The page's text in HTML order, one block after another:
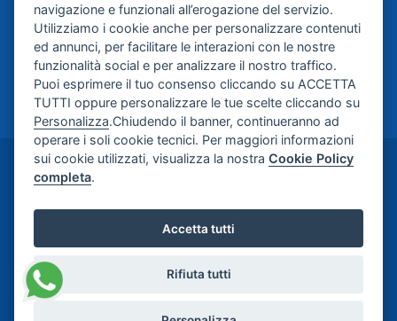
navigazione e funzionali all’erogazione del servizio.
Utilizziamo i cookie anche per personalizzare contenuti
ed annunci, per facilitare le interazioni con le nostre
funzionalità social e per analizzare il nostro traffico.
Puoi esprimere il tuo consenso cliccando su ACCETTA
TUTTI oppure personalizzare le tue scelte cliccando su
Personalizza.Chiudendo il banner, continueranno ad
operare i soli cookie tecnici. Per maggiori informazioni
sui cookie utilizzati, visualizza la nostraCookie Policy
completa.
Accetta tutti
Rifiuta tutti
©2024-2026 Casa di Cura Maria Rosaria S.p.A. -